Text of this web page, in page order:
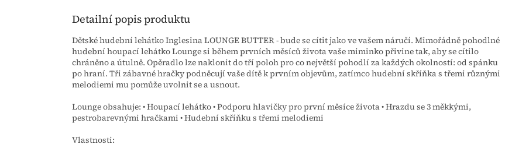
Detailní popis produktu
Dětské hudební lehátko Inglesina LOUNGE BUTTER - bude se cítit jako ve vašem náručí. Mimořádně pohodlné
hudební houpací lehátko Lounge si během prvních měsíců života vaše miminko přivine tak, aby se cítilo
chráněno a útulně. Opěradlo lze naklonit do tří poloh pro co největší pohodlí za každých okolností: od spánku
po hraní. Tři zábavné hračky podněcují vaše dítě k prvním objevům, zatímco hudební skříňka s třemi různými
melodiemi mu pomůže uvolnit se a usnout.
Lounge obsahuje: • Houpací lehátko • Podporu hlavičky pro první měsíce života • Hrazdu se 3 měkkými,
pestrobarevnými hračkami • Hudební skříňku s třemi melodiemi
Vlastnosti: